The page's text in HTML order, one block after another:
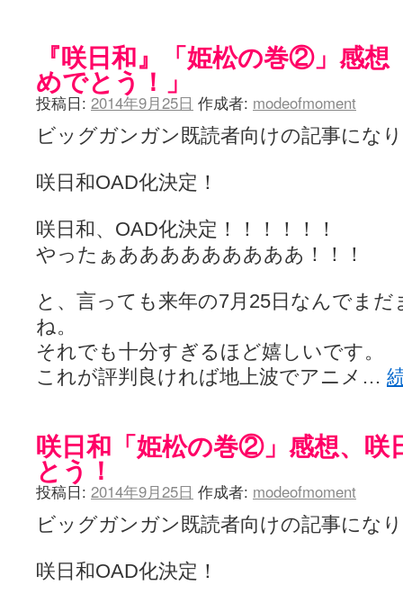
低姿勢ニワカの麻雀 / マイナーカップリングSS感想 (07:31)
Hinamado blog - 咲-Saki- / リハビリテーション (04:56)
咲ワン・neo[仮] / 私事。
EL HOLAZO - 咲-Saki- / 吉野から上り方面の帰り道、亀山JCT-四日市
何の変哲もない咲の地名紹介 / 小鍛治さんが通っていた小学校 茨城
咲-Saki-.長野編をにょろんと見てみるブログ - 咲-Saki- / 第143局[応変]
咲-Saki-カツゲン備忘録 / 咲-Saki-154局 【奮起】 マジかー！
百合っぽいぶろぐ - 咲-Saki- / シノハユ the down of age 5巻
妥当麻雀界ブログ / コミックマーケット８９に参加します
咲-saki-速報 / 一時休止のお知らせ
ふわふわな記憶 / 1 (16:20)
Danas je lep dan. / [咲-Saki-]もしインターハイのルールが鷲巣麻雀だ
ぴゅーく☆すてっぷ - 咲-Saki- / ブログ終了のお知らせ
(12:51)
What You Mean ? - 咲-Saki- / 第2回清澄エリア聖地巡礼ツアーレポート
左を向いて » 咲-saki- / 【シノハユ】第26話「一別以来」/咲日和・阿
primary colors / 久誕イエ～～～～～～イ！！！！！！
(10:16)
乱れ雪月花 - 咲-Saki- / ブログ終了のお知らせ：今までありがとうござ
竹ブログ - 咲-Saki- / 【咲-Saki-】ゲームが待ち遠しい件
SSSSS(-saki-しゃーぷしゅーとしょーとすとーりー) - 咲-saki- / 豊
せのたけくらべ - 咲-Saki- / 咲さんのやり方で就活をやってみよう
咏-Uta-ブログ編 - 咲-Saki- / 黄色い封筒が届いた(・∀・)
チャウチャウちゃうんちゃうん - 咲-Saki- / 吉野の千本桜を見に行きま
気分次第。 - 咲-Saki- / シノハユ 第3巻 感想
(07:42)
あこしず日和！ - 咲-Saki- / 咲-Saki-阿知賀編Blu-rayBOX 購入 (01:00)
のよーなのよー - 咲-Saki- / 咲十夜 第四夜
『咲日和』「姫松の巻②」感
めでとう！」
投稿日: 2014年9月25日 作成者: modeofmoment
ビッグガンガン既読者向けの記事にな
咲日和OAD化決定！
咲日和、OAD化決定！！！！！！
やったぁあああああああああ！！！
と、言っても来年の7月25日なんでま
ね。
それでも十分すぎるほど嬉しいです。
これが評判良ければ地上波でアニメ…
咲日和「姫松の巻②」感想、咲
とう！
投稿日: 2014年9月25日 作成者: modeofmoment
ビッグガンガン既読者向けの記事にな
咲日和OAD化決定！